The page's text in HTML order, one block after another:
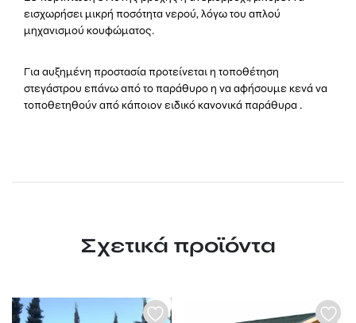
εισχωρήσει μικρή ποσότητα νερού, λόγω του απλού
μηχανισμού κουφώματος.
Για αυξημένη προστασία προτείνεται η τοποθέτηση
στεγάστρου επάνω από το παράθυρο η να αφήσουμε κενά να
τοποθετηθούν από κάποιον ειδικό κανονικά παράθυρα .
Σχετικά προϊόντα